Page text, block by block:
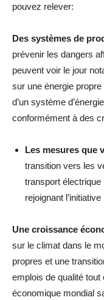
pouvez relever:
Des systèmes de
prévenir les dangers
peuvent voir le jour
sur une énergie
d’un système
conformément à des
Les mesures que
transition vers les
transport électrique
rejoignant l’initiative
Une croissance
sur le climat dans le
propres et une
emplois de qualité
économique mondial